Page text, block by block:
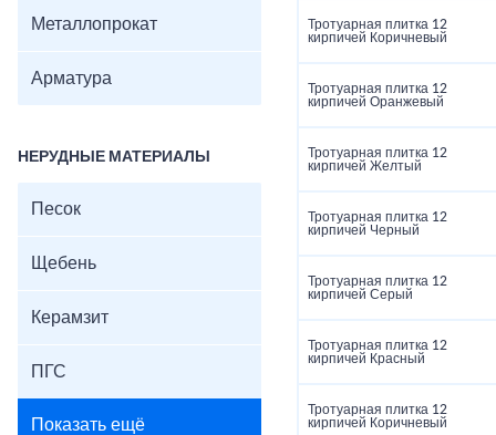
Металлопрокат
Арматура
НЕРУДНЫЕ МАТЕРИАЛЫ
Песок
Щебень
Керамзит
ПГС
Показать ещё
Тротуарная плитка 12
кирпичей Коричневый
Тротуарная плитка 12
кирпичей Оранжевый
Тротуарная плитка 12
кирпичей Желтый
Тротуарная плитка 12
кирпичей Черный
Тротуарная плитка 12
кирпичей Серый
Тротуарная плитка 12
кирпичей Красный
Тротуарная плитка 12
кирпичей Коричневый